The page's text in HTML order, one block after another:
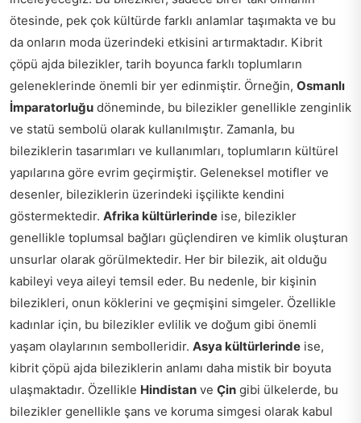
ötesinde, pek çok kültürde farklı anlamlar taşımakta ve bu
da onların moda üzerindeki etkisini artırmaktadır. Kibrit
çöpü ajda bilezikler, tarih boyunca farklı toplumların
geleneklerinde önemli bir yer edinmiştir. Örneğin, Osmanlı
İmparatorluğu döneminde, bu bilezikler genellikle zenginlik
ve statü sembolü olarak kullanılmıştır. Zamanla, bu
bileziklerin tasarımları ve kullanımları, toplumların kültürel
yapılarına göre evrim geçirmiştir. Geleneksel motifler ve
desenler, bileziklerin üzerindeki işçilikte kendini
göstermektedir. Afrika kültürlerinde ise, bilezikler
genellikle toplumsal bağları güçlendiren ve kimlik oluşturan
unsurlar olarak görülmektedir. Her bir bilezik, ait olduğu
kabileyi veya aileyi temsil eder. Bu nedenle, bir kişinin
bilezikleri, onun köklerini ve geçmişini simgeler. Özellikle
kadınlar için, bu bilezikler evlilik ve doğum gibi önemli
yaşam olaylarının sembolleridir. Asya kültürlerinde ise,
kibrit çöpü ajda bileziklerin anlamı daha mistik bir boyuta
ulaşmaktadır. Özellikle Hindistan ve Çin gibi ülkelerde, bu
bilezikler genellikle şans ve koruma simgesi olarak kabul